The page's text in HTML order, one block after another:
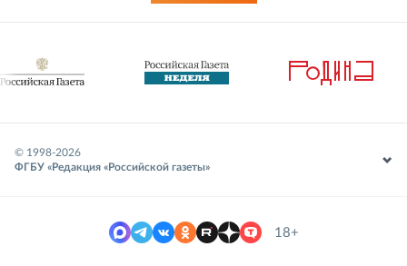
© 1998-2026
ФГБУ «Редакция «Российской газеты»
18+